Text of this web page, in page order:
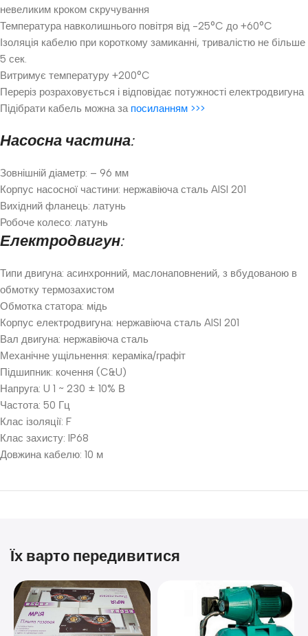
невеликим кроком скручування
Температура навколишнього повітря від -25°C до +60°C
Ізоляція кабелю при короткому замиканні, тривалістю не більше
5 сек.
Витримує температуру +200°C
Переріз розраховується і відповідає потужності електродвигуна
Підібрати кабель можна за посиланням >>>
Насосна частина:
Зовнішній діаметр: – 96 мм
Корпус насосної частини: нержавіюча сталь AISI 201
Вихідний фланець: латунь
Робоче колесо: латунь
Електродвигун:
Типи двигуна: асинхронний, маслонаповнений, з вбудованою в
обмотку термозахистом
Обмотка статора: мідь
Корпус електродвигуна: нержавіюча сталь AISI 201
Вал двигуна: нержавіюча сталь
Механічне ущільнення: кераміка/графіт
Підшипник: кочення (C&U)
Напруга: U 1 ~ 230 ± 10% В
Частота: 50 Гц
Клас ізоляції: F
Клас захисту: IP68
Довжина кабелю: 10 м
Їх варто передивитися